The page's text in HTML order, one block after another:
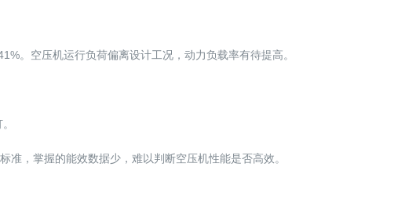
。空压机运行负荷偏离设计工况，动力负载率有待提高。
，掌握的能效数据少，难以判断空压机性能是否高效。